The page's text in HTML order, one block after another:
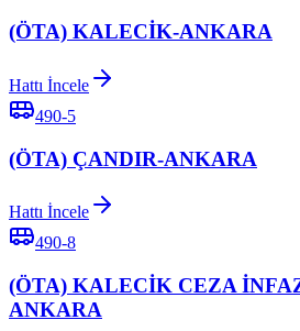
(ÖTA) KALECİK-ANKARA
Hattı İncele
490-5
(ÖTA) ÇANDIR-ANKARA
Hattı İncele
490-8
(ÖTA) KALECİK CEZA
ANKARA